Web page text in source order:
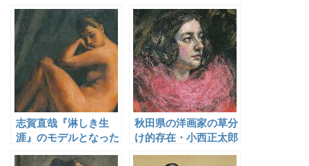
志賀直哉『淋しき生
涯』のモデルとなった
秋田県の洋画家の草分
け的存在・小西正太郎